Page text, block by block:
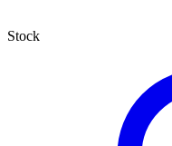
Stock